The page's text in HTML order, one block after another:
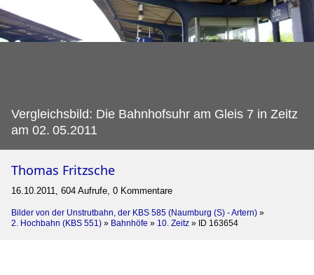
Vergleichsbild: Die Bahnhofsuhr am Gleis 7 in Zeitz
am 02. 05.2011
Thomas Fritzsche
16.10.2011, 604 Aufrufe, 0 Kommentare
Bilder von der Unstrutbahn, der KBS 585 (Naumburg (S) - Artern) »
2. Hochbahn (KBS 551) » Bahnhöfe » 10. Zeitz » ID 163654